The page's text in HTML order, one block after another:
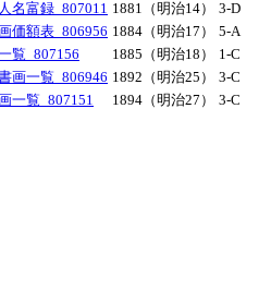
名富録_807011 1881（明治14）
3-D
価額表_806956 1884（明治17）
5-A
覧_807156 1885（明治18）
1-C
画一覧_806946 1892（明治25）
3-C
一覧_807151 1894（明治27） 3-C